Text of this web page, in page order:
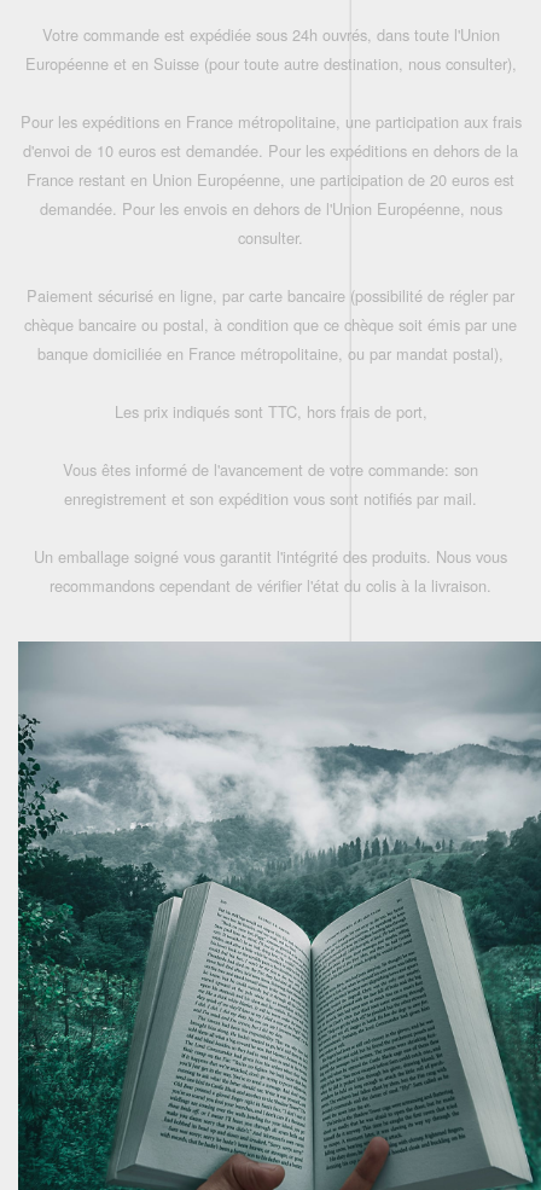
Votre commande est expédiée sous 24h ouvrés, dans toute l'Union
Européenne et en Suisse (pour toute autre destination, nous consulter),
Pour les expéditions en France métropolitaine, une participation aux frais
d'envoi de 10 euros est demandée. Pour les expéditions en dehors de la
France restant en Union Européenne, une participation de 20 euros est
demandée. Pour les envois en dehors de l'Union Européenne, nous
consulter.
Paiement sécurisé en ligne, par carte bancaire (possibilité de régler par
chèque bancaire ou postal, à condition que ce chèque soit émis par une
banque domiciliée en France métropolitaine, ou par mandat postal),
Les prix indiqués sont TTC, hors frais de port,
Vous êtes informé de l'avancement de votre commande: son
enregistrement et son expédition vous sont notifiés par mail.
Un emballage soigné vous garantit l'intégrité des produits. Nous vous
recommandons cependant de vérifier l'état du colis à la livraison.